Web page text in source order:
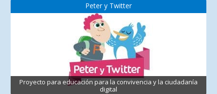
Peter y Twitter
Proyecto para educación para la convivencia y la ciudadanía
digital